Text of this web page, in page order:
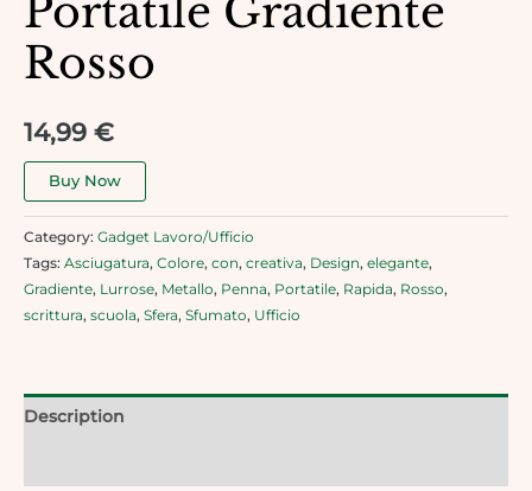
Portatile Gradiente
Rosso
14,99 €
Buy Now
Category: Gadget Lavoro/Ufficio
Tags: Asciugatura, Colore, con, creativa, Design, elegante,
Gradiente, Lurrose, Metallo, Penna, Portatile, Rapida, Rosso,
scrittura, scuola, Sfera, Sfumato, Ufficio
Description